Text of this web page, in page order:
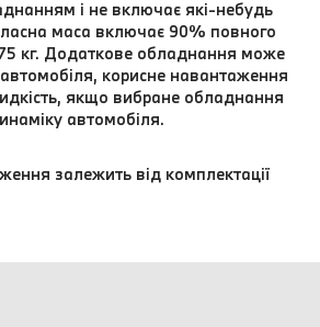
і не включає які-небудь
маса включає 90% повного
75 кг. Додаткове обладнання може
корисне навантаження
якщо вибране обладнання
автомобіля.
залежить від комплектації